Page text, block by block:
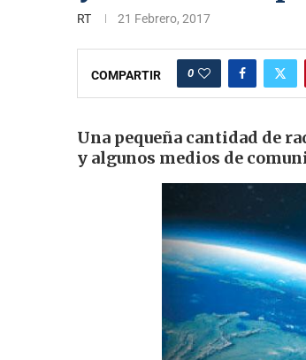
RT 21 Febrero, 2017
COMPARTIR 0
Una pequeña cantidad de
y algunos medios de